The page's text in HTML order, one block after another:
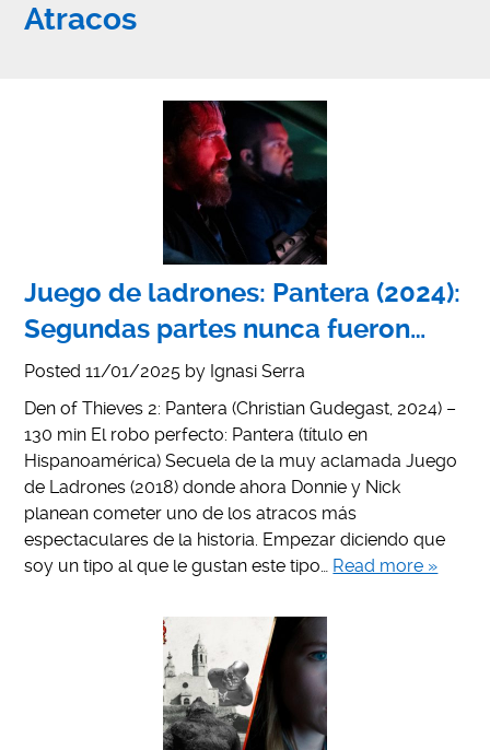
Atracos
Juego de ladrones: Pantera (2024):
Segundas partes nunca fueron…
Posted11/01/2025 by Ignasi Serra
Den of Thieves 2: Pantera (Christian Gudegast, 2024) –
130 min El robo perfecto: Pantera (título en
Hispanoamérica) Secuela de la muy aclamada Juego
de Ladrones (2018) donde ahora Donnie y Nick
planean cometer uno de los atracos más
espectaculares de la historia. Empezar diciendo que
soy un tipo al que le gustan este tipo… Read more »